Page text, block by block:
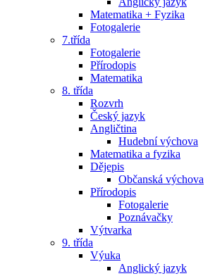
Matematika + Fyzika
Fotogalerie
7.třída
Fotogalerie
Přírodopis
Matematika
8. třída
Rozvrh
Český jazyk
Angličtina
Hudební výchova
Matematika a fyzika
Dějepis
Občanská výchova
Přírodopis
Fotogalerie
Poznávačky
Výtvarka
9. třída
Výuka
Anglický jazyk